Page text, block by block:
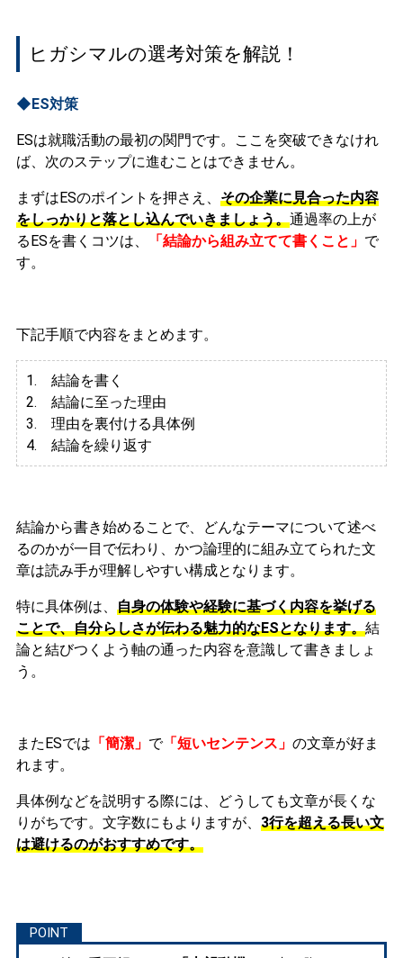
ヒガシマルの選考対策を解説！
◆ES対策
ESは就職活動の最初の関門です。ここを突破できなけれ
ば、次のステップに進むことはできません。
まずはESのポイントを押さえ、 その企業に見合った内容
をしっかりと落とし込んでいきましょう。通過率の上が
るESを書くコツは、
「結論から組み立てて書くこと」 で
す。
下記手順で内容をまとめます。
1. 結論を書く
2. 結論に至った理由
3. 理由を裏付ける具体例
4. 結論を繰り返す
結論から書き始めることで、どんなテーマについて述べ
るのかが一目で伝わり、かつ論理的に組み立てられた文
章は読み手が理解しやすい構成となります。
特に具体例は、 自身の体験や経験に基づく内容を挙げる
ことで、自分らしさが伝わる魅力的なESとなります。結
論と結びつくよう軸の通った内容を意識して書きましょ
う。
またESでは 「簡潔」 で「短いセンテンス」 の文章が好ま
れます。
具体例などを説明する際には、どうしても文章が長くな
りがちです。文字数にもよりますが、 3行を超える長い文
は避けるのがおすすめです。